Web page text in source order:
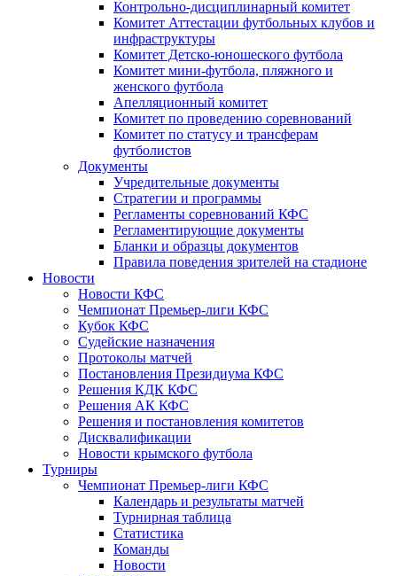
Контрольно-дисциплинарный комитет
Комитет Аттестации футбольных клубов и
инфраструктуры
Комитет Детско-юношеского футбола
Комитет мини-футбола, пляжного и
женского футбола
Апелляционный комитет
Комитет по проведению соревнований
Комитет по статусу и трансферам
футболистов
Документы
Учредительные документы
Стратегии и программы
Регламенты соревнований КФС
Регламентирующие документы
Бланки и образцы документов
Правила поведения зрителей на стадионе
Новости
Новости КФС
Чемпионат Премьер-лиги КФС
Кубок КФС
Судейские назначения
Протоколы матчей
Постановления Президиума КФС
Решения КДК КФС
Решения АК КФС
Решения и постановления комитетов
Дисквалификации
Новости крымского футбола
Турниры
Чемпионат Премьер-лиги КФС
Календарь и результаты матчей
Турнирная таблица
Статистика
Команды
Новости